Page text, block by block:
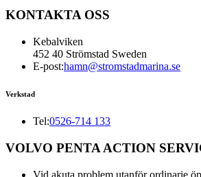
KONTAKTA OSS
Kebalviken
452 40 Strömstad Sweden
E-post:hamn@stromstadmarina.se
Verkstad
Tel:0526-714 133
VOLVO PENTA ACTION
Vid akuta problem utanför ordinarie